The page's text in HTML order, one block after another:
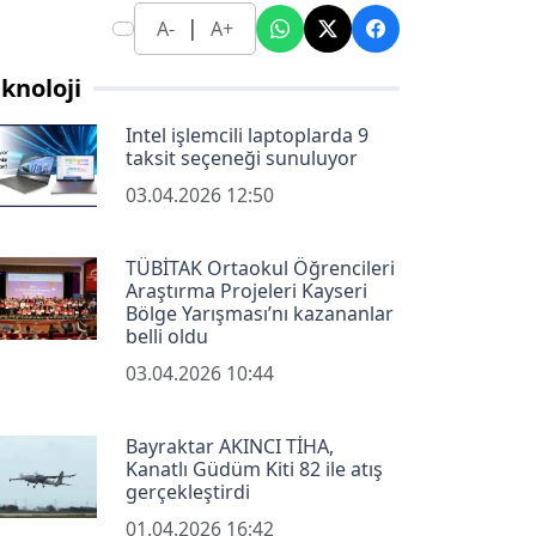
A- | A+
Intel işlemcili laptoplarda 9
taksit seçeneği sunuluyor
03.04.2026 12:50
TÜBİTAK Ortaokul Öğrencileri
Araştırma Projeleri Kayseri
Bölge Yarışması’nı kazananlar
belli oldu
03.04.2026 10:44
Bayraktar AKINCI TİHA,
Kanatlı Güdüm Kiti 82 ile atış
gerçekleştirdi
01.04.2026 16:42